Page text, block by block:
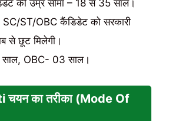
की उम्र सीमा – 18 से 35 साल।
ST/OBC कैंडिडेट को सरकारी
से छूट मिलेगी।
OBC- 03 साल।
चयन का तरीका (Mode Of